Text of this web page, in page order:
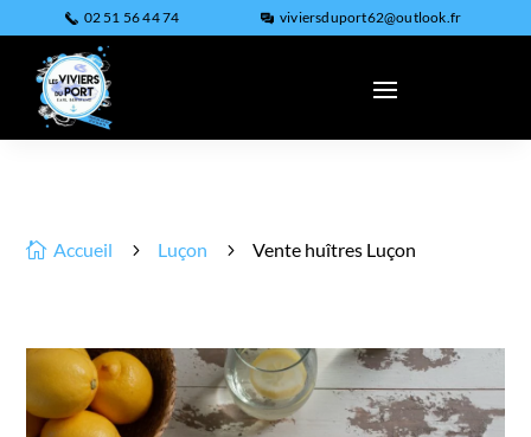
02 51 56 44 74 viviersduport62@outlook.fr
 Accueil 5 Luçon 5 Vente huîtres Luçon